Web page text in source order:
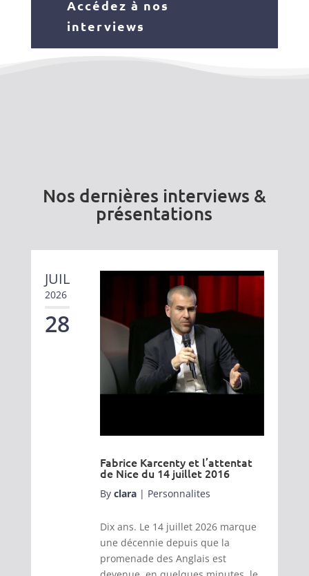
Accédez à nos
interviews
Nos dernières interviews &
présentations
JUIL
2026
28
Fabrice Karcenty et l’attentat
de Nice du 14 juillet 2016
By clara| Personnalites
Dix ans. Le 14 juillet 2026 marque
une décennie depuis que la
promenade des Anglais est